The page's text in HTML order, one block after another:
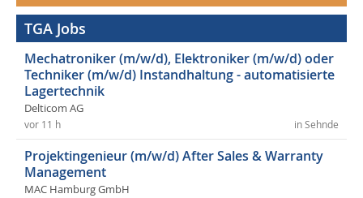
TGA Jobs
Mechatroniker (m/w/d), Elektroniker (m/w/d) oder
Techniker (m/w/d) Instandhaltung - automatisierte
Lagertechnik
Delticom AG
in Sehnde
vor 11 h
Projektingenieur (m/w/d) After Sales & Warranty
Management
MAC Hamburg GmbH